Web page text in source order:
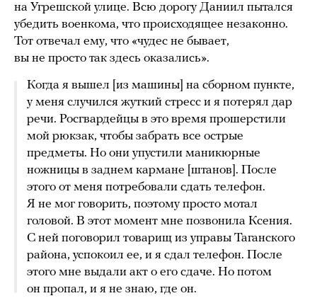
на Угрешской улице. Всю дорогу Даниил пытался
убедить военкома, что происходящее незаконно.
Тот отвечал ему, что «чудес не бывает,
вы не просто так здесь оказались».
Когда я вышел [из машины] на сборном пункте,
у меня случился жуткий стресс и я потерял дар
речи. Росгвардейцы в это время прошерстили
мой рюкзак, чтобы забрать все острые
предметы. Но они упустили маникюрные
ножницы в заднем кармане [штанов]. После
этого от меня потребовали сдать телефон.
Я не мог говорить, поэтому просто мотал
головой. В этот момент мне позвонила Ксения.
С ней поговорил товарищ из управы Таганского
района, успокоил ее, и я сдал телефон. После
этого мне выдали акт о его сдаче. Но потом
он пропал, и я не знаю, где он.